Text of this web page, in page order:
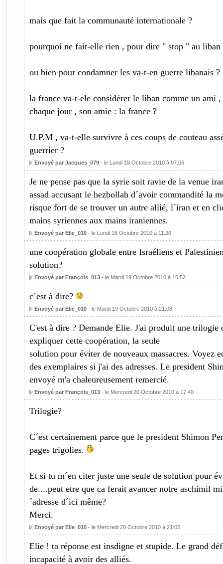
mais que fait la communauté internationale ?
pourquoi ne fait-elle rien , pour dire " stop " au liban
ou bien pour condamner les va-t-en guerre libanais ?
la france va-t-ele considérer le liban comme un ami
chaque jour , son amie : la france ?
U.P.M , va-t-elle survivre à ces coups de couteau
guerrier ?
Envoyé par Jacques_079- le Lundi 18 Octobre 2010 à 07:06
Je ne pense pas que la syrie soit ravie de la venue
assad accusant le hezbollah d´avoir commandité la
risque fort de se trouver un autre allié, l´iran et en
mains syriennes aux mains iraniennes.
Envoyé par Elie_010- le Lundi 18 Octobre 2010 à 11:20
une coopération globale entre Israéliens et
solution?
Envoyé par François_013- le Mardi 19 Octobre 2010 à 16:52
c´est à dire?
Envoyé par Elie_010- le Mardi 19 Octobre 2010 à 21:08
C'est à dire ? Demande Elie. J'ai produit une trilogie
expliquer cette coopération, la seule
solution pour éviter de nouveaux massacres. Voyez
des exemplaires si j'ai des adresses. Le president
envoyé m'a chaleureusement remercié.
Envoyé par François_013- le Mercredi 20 Octobre 2010 à 17:40
Trilogie?
C´est certainement parce que le president Shimon
pages trigolies.
Et si tu m´en citer juste une seule de solution pour
de....peut etre que ca ferait avancer notre aschimil
´adresse d´ici même?
Merci.
Envoyé par Elie_010- le Mercredi 20 Octobre 2010 à 21:05
Elie ! ta réponse est insdigne et stupide. Le grand
incapacité à avoir des alliés.